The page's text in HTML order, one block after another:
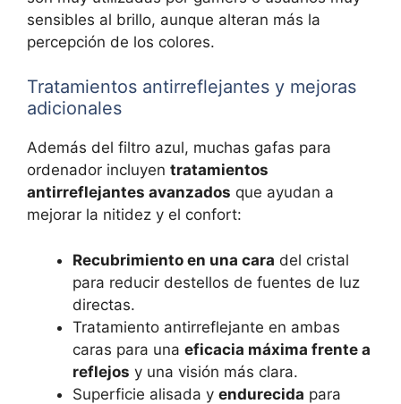
sensibles al brillo, aunque alteran más la
percepción de los colores.
Tratamientos antirreflejantes y mejoras
adicionales
Además del filtro azul, muchas gafas para
ordenador incluyen tratamientos
antirreflejantes avanzados que ayudan a
mejorar la nitidez y el confort:
Recubrimiento en una cara del cristal
para reducir destellos de fuentes de luz
directas.
Tratamiento antirreflejante en ambas
caras para una eficacia máxima frente a
reflejos y una visión más clara.
Superficie alisada y endurecida para